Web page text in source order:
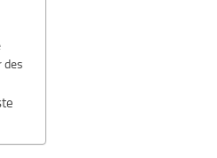
des